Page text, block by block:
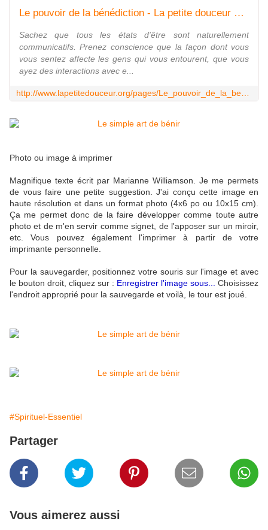
Le pouvoir de la bénédiction - La petite douceur du coeur
Sachez que tous les états d'être sont naturellement
communicatifs. Prenez conscience que la façon dont vous
vous sentez affecte les gens qui vous entourent, que vous
ayez des interactions avec e...
Photo ou image à imprimer
Magnifique texte écrit par Marianne Williamson. Je me permets
de vous faire une petite suggestion. J'ai conçu cette image en
haute résolution et dans un format photo (4x6 po ou 10x15 cm).
Ça me permet donc de la faire développer comme toute autre
photo et de m'en servir comme signet, de l'apposer sur un miroir,
etc.
Vous pouvez également l'imprimer à partir de votre
imprimante personnelle.
Pour la sauvegarder, positionnez votre souris sur l'image et avec
le bouton droit, cliquez sur : Enregistrer l'image sous...
Choisissez
l'endroit approprié pour la sauvegarde et voilà, le tour est joué.
#Spirituel-Essentiel
Partager
Vous aimerez aussi